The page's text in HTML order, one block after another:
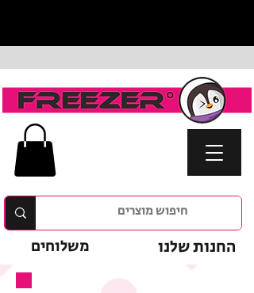
החנות שלנו משלוחים